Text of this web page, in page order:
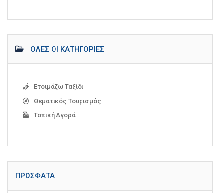
ΌΛΕΣ ΟΙ ΚΑΤΗΓΟΡΊΕΣ
Ετοιμάζω Ταξίδι
Θεματικός Τουρισμός
Τοπική Αγορά
ΠΡΌΣΦΑΤΑ